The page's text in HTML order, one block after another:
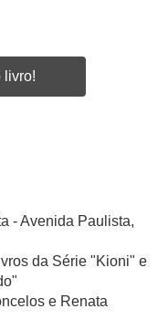
livro!
- Avenida Paulista,
da Série "Kioni" e
e Renata